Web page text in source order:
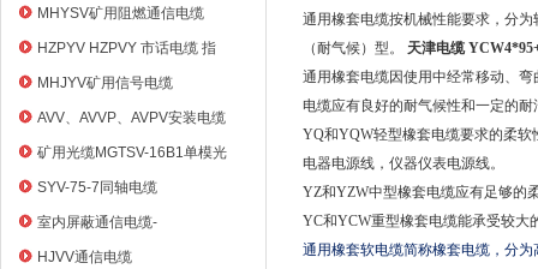
MHYSV矿用阻燃通信电缆
HZPYV HZPVY 市话电缆 指
令通信线
MHJYV矿用信号电缆
AVV、AVVP、AVPV安装电缆
矿用光缆MGTSV-16B1单模光
纤
SYV-75-7同轴电缆
室内屏蔽通信电缆-
HYVP_HYYP
HJVV通信电缆
通用橡套电缆按机械性能要求，分为
（耐气候）型。
天津电缆
通用橡套电缆因使用中经常移动、
电缆应有良好的耐气候性和一定的耐
YQ和YQW轻型橡套电缆要求的柔软
电器电源线，仪器仪表电源线。
YZ和YZW中型橡套电缆应有足够的
YC和YCW重型橡套电缆能承受较大
通用橡套软电缆简称橡套电缆，分